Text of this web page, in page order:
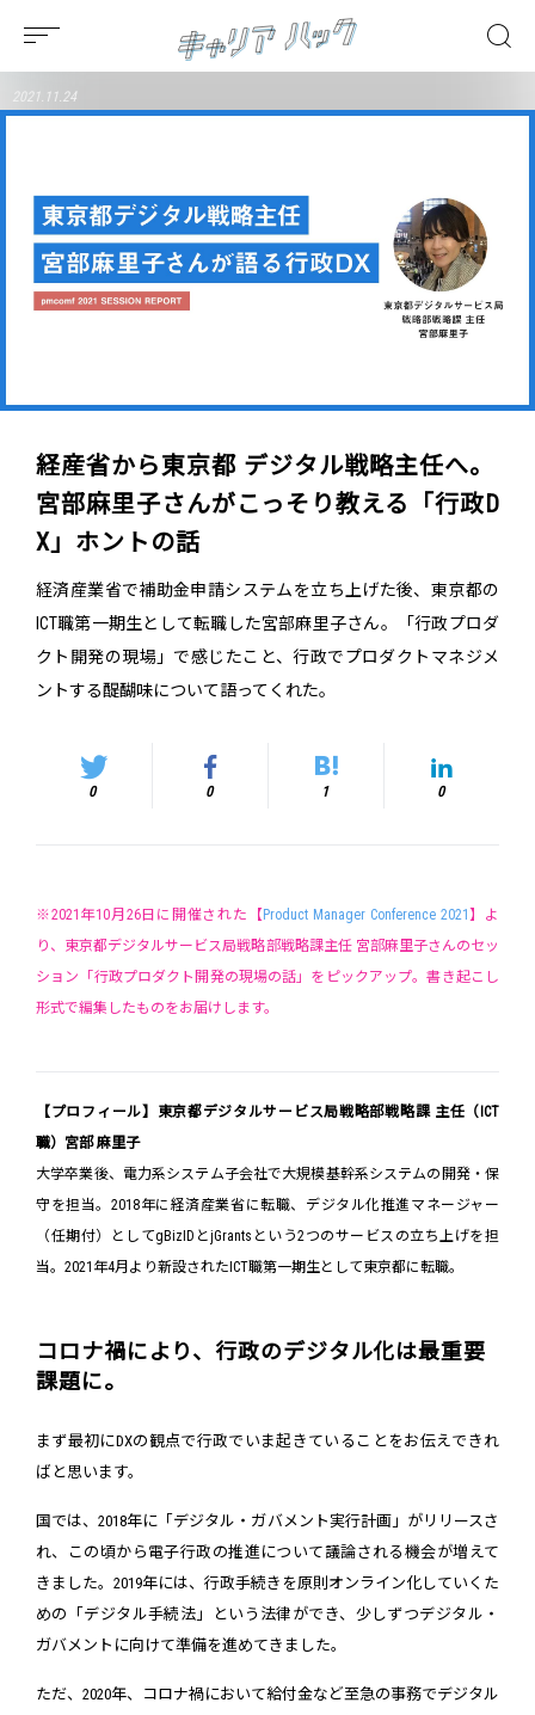
2021.11.24
経産省から東京都 デジタル戦略主任へ。
宮部麻里子さんがこっそり教える「行政D
X」ホントの話
経済産業省で補助金申請システムを立ち上げた後、東京都の
ICT職第一期生として転職した宮部麻里子さん。「行政プロダ
クト開発の現場」で感じたこと、行政でプロダクトマネジメ
ントする醍醐味について語ってくれた。
0 0 1 0
※2021年10月26日に開催された【 Product Manager Conference 2021 】よ
り、東京都デジタルサービス局戦略部戦略課主任 宮部麻里子さんのセッ
ション「行政プロダクト開発の現場の話」をピックアップ。書き起こし
形式で編集したものをお届けします。
【プロフィール】東京都デジタルサービス局戦略部戦略課 主任（ICT
職）宮部 麻里子
大学卒業後、電力系システム子会社で大規模基幹系システムの開発・保
守を担当。2018年に経済産業省に転職、デジタル化推進マネージャー
（任期付）としてgBizIDとjGrantsという2つのサービスの立ち上げを担
当。2021年4月より新設されたICT職第一期生として東京都に転職。
コロナ禍により、行政のデジタル化は最重要
課題に。
まず最初にDXの観点で行政でいま起きていることをお伝えできれ
ばと思います。
国では、2018年に「デジタル・ガバメント実行計画」がリリースさ
れ、この頃から電子行政の推進について議論される機会が増えて
きました。2019年には、行政手続きを原則オンライン化していくた
めの「デジタル手続法」という法律ができ、少しずつデジタル・
ガバメントに向けて準備を進めてきました。
ただ、2020年、コロナ禍において給付金など至急の事務でデジタル